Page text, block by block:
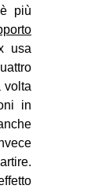
più
usa
volta
in